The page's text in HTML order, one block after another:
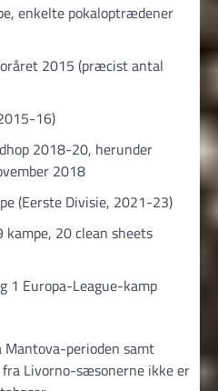
enkelte pokaloptrædener
2015 (præcist antal
16)
2018-20, herunder
2018
(Eerste Divisie, 2021-23)
20 clean sheets
1 Europa-League-kamp
perioden samt
Livorno-sæsonerne ikke er